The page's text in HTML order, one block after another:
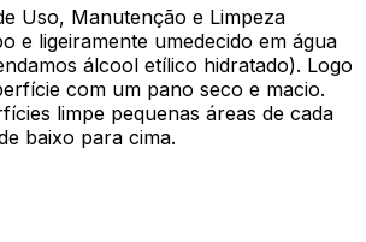
Uso, Manutenção e Limpeza
e ligeiramente umedecido em água
álcool etílico hidratado). Logo
com um pano seco e macio.
limpe pequenas áreas de cada
baixo para cima.